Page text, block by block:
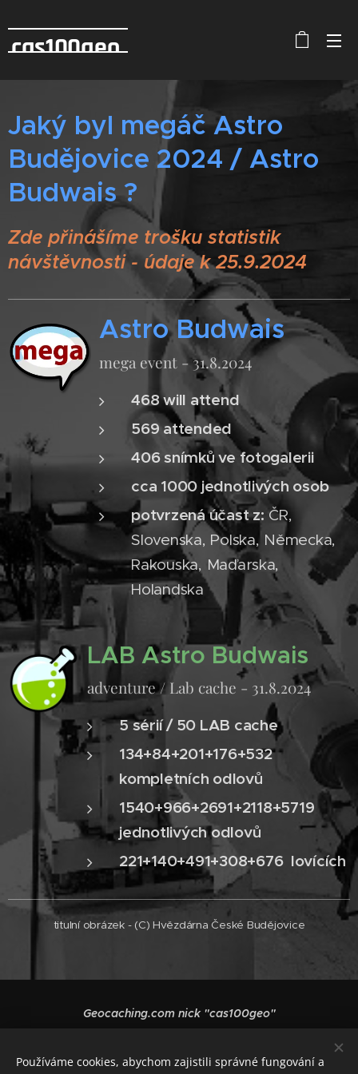
cas100geo
Jaký byl megáč Astro
Budějovice 2024 / Astro
Budwais ?
Zde přinášíme trošku statistik
návštěvnosti - údaje k 25.9.2024
Astro Budwais
mega event - 31.8.2024
468will attend
569attended
406snímků ve fotogalerii
cca 1000 jednotlivých osob
potvrzená účast z: ČR,
Slovenska, Polska, Německa,
Rakouska, Maďarska,
Holandska
LAB Astro Budwais
adventure / Lab cache - 31.8.2024
5 sérií / 50 LAB cache
134+84+201+176+532
kompletních odlovů
1540+966+2691+2118+5719
jednotlivých odlovů
221+140+491+308+676 lovících
titulní obrázek - (C) Hvězdárna České Budějovice
Geocaching.com nick "cas100geo"
Používáme cookies, abychom zajistili správné fungování a